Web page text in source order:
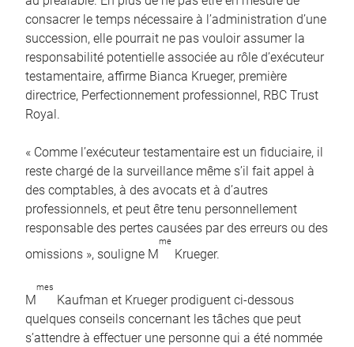
consacrer le temps nécessaire à l’administration d’une
succession, elle pourrait ne pas vouloir assumer la
responsabilité potentielle associée au rôle d’exécuteur
testamentaire, affirme Bianca Krueger, première
directrice, Perfectionnement professionnel, RBC Trust
Royal.
« Comme l’exécuteur testamentaire est un fiduciaire, il
reste chargé de la surveillance même s’il fait appel à
des comptables, à des avocats et à d’autres
professionnels, et peut être tenu personnellement
responsable des pertes causées par des erreurs ou des
omissions », souligne M
me
Krueger.
M
mes
Kaufman et Krueger prodiguent ci-dessous
quelques conseils concernant les tâches que peut
s’attendre à effectuer une personne qui a été nommée